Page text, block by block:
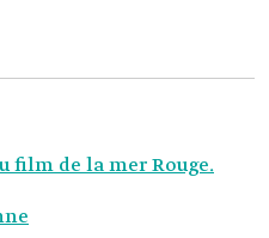
film de la mer Rouge.